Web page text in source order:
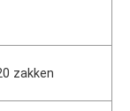
zakken